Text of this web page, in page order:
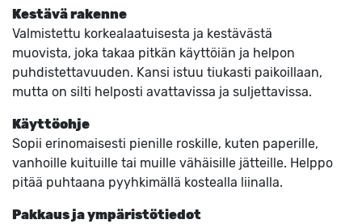
Kestävä rakenne
Valmistettu korkealaatuisesta ja kestävästä
muovista, joka takaa pitkän käyttöiän ja helpon
puhdistettavuuden. Kansi istuu tiukasti paikoillaan,
mutta on silti helposti avattavissa ja suljettavissa.
Käyttöohje
Sopii erinomaisesti pienille roskille, kuten paperille,
vanhoille kuituille tai muille vähäisille jätteille. Helppo
pitää puhtaana pyyhkimällä kostealla liinalla.
Pakkaus ja ympäristötiedot